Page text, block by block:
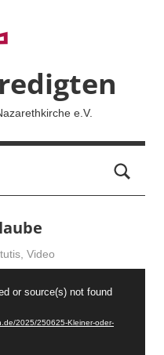
e.V.
,Video
or source(s) not found
2025/250625-Kleiner-oder-